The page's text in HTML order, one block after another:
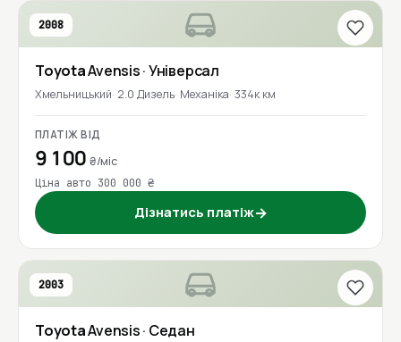
2008
ToyotaAvensis· Універсал
Хмельницький 2.0 Дизель Механіка 334к км
ПЛАТІЖ ВІД
9 100₴/міс
Ціна авто 300 000 ₴
Дізнатись платіж→
2003
ToyotaAvensis· Седан